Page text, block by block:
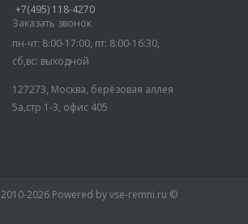
+7(495) 118-4270
Заказать звонок
пн-чт: 8:00-17:00, пт: 8:00-16:30,
сб,вс: выходной
127273, Москва, берёзовая аллея
5а,стр 1-3, офис 405
2010-2026 Powered by vse-remni.ru ©